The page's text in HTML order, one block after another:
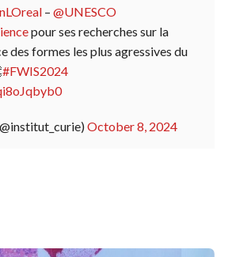
–@UNESCO
pour ses recherches sur la
des formes les plus agressives du
#FWIS2024
October 8, 2024